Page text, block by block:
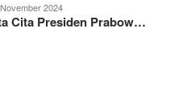
2024
Cita Presiden Prabow…